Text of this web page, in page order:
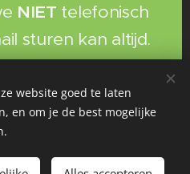
NIET telefonisch
sturen kan altijd.
website goed te laten
en om je de best mogelijke